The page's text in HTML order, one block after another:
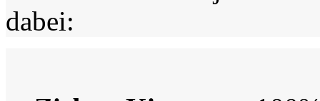
dabei: